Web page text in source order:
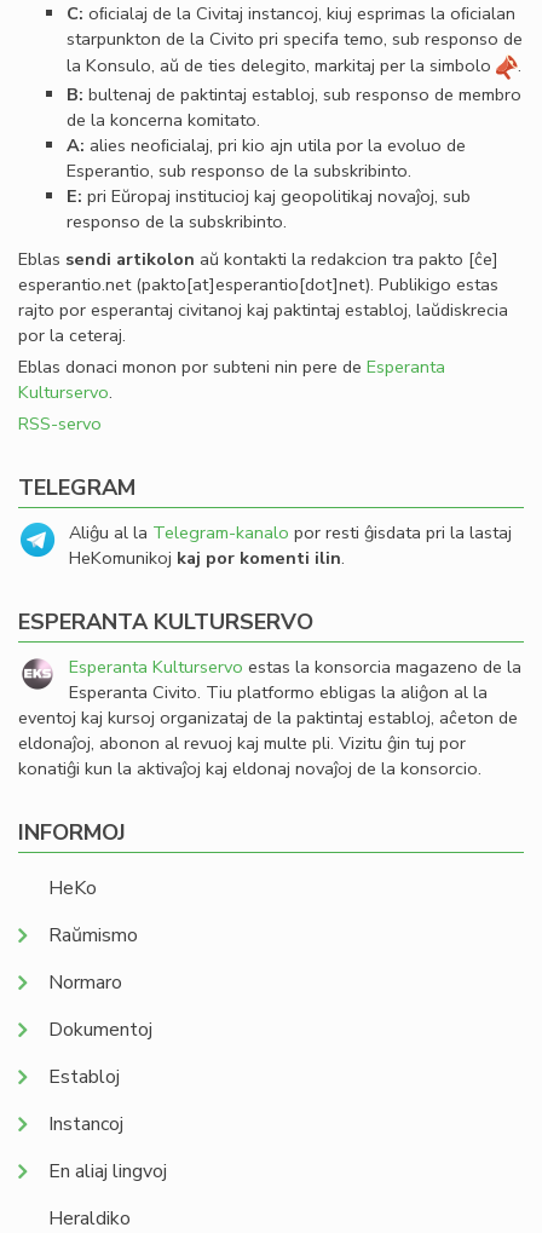
C: oﬁcialaj de la Civitaj instancoj, kiuj esprimas la oﬁcialan
starpunkton de la Civito pri specifa temo, sub responso de
la Konsulo, aŭ de ties delegito, markitaj per la simbolo
.
B: bultenaj de paktintaj establoj, sub responso de membro
de la koncerna komitato.
A: alies neoﬁcialaj, pri kio ajn utila por la evoluo de
Esperantio, sub responso de la subskribinto.
E: pri Eŭropaj institucioj kaj geopolitikaj novaĵoj, sub
responso de la subskribinto.
Eblas sendi artikolon aŭ kontakti la redakcion tra pakto [ĉe]
esperantio.net(pakto[at]esperantio[dot]net). Publikigo estas
rajto por esperantaj civitanoj kaj paktintaj establoj, laŭdiskrecia
por la ceteraj.
Eblas donaci monon por subteni nin pere de Esperanta
Kulturservo.
RSS-servo
TELEGRAM
Aliĝu al la Telegram-kanalo por resti ĝisdata pri la lastaj
HeKomunikoj kaj por komenti ilin.
ESPERANTA KULTURSERVO
Esperanta Kulturservo estas la konsorcia magazeno de la
Esperanta Civito. Tiu platformo ebligas la aliĝon al la
eventoj kaj kursoj organizataj de la paktintaj establoj, aĉeton de
eldonaĵoj, abonon al revuoj kaj multe pli. Vizitu ĝin tuj por
konatiĝi kun la aktivaĵoj kaj eldonaj novaĵoj de la konsorcio.
INFORMOJ
HeKo
Raŭmismo
Normaro
Dokumentoj
Establoj
Instancoj
En aliaj lingvoj
Heraldiko